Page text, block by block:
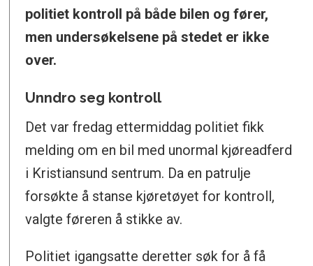
politiet kontroll på både bilen og fører,
men undersøkelsene på stedet er ikke
over.
Unndro seg kontroll
Det var fredag ettermiddag politiet fikk
melding om en bil med unormal kjøreadferd
i Kristiansund sentrum. Da en patrulje
forsøkte å stanse kjøretøyet for kontroll,
valgte føreren å stikke av.
Politiet igangsatte deretter søk for å få